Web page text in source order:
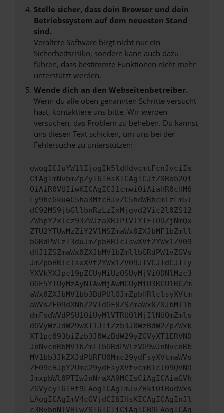
Stelle sicher, dass dein Browser und dein
Betriebssystem auf dem neuesten Stand
sind.
Veraltete Software birgt nicht nur ein
Sicherheitsrisiko, sondern kann auch dazu
führen, dass bestimmte Funktionen nicht mehr
unterstützt werden.
Wende dich an den Webseitenbetreiber.
Wenn du alle oben genannten Schritte versucht
hast, kontaktiere uns bitte. Wir werden
versuchen, das Problem zu beheben. Du kannst
uns diesen Text schicken, um uns bei der
Fehlersuche zu unterstützen:
ewogICJuYW1lIjogIk5ldHdvcmtFcnJvciIs
CiAgImNvbmZpZyI6IHsKICAgICJtZXRob2Qi
OiAiR0VUIiwKICAgICJ1cmwiOiAiaHR0cHM6
Ly9hcGkueC5ha3MtcHJvZC5hdWRhcmlzLm5l
dC92MS9jbGllbnRzLzIxMjgvd2Vic2l0ZS12
ZWhpY2xlcz93ZWJzaXRlPTVlYTFlODZjNmQx
ZTU2YTUwMzZiY2VlMSZmaWx0ZXJbMF1bZmll
bGRdPWlzT3duJmZpbHRlclswXVt2YWx1ZV09
dHJ1ZSZmaWx0ZXJbMV1bZmllbGRdPW1vZGVs
JmZpbHRlclsxXVt2YWx1ZV09JTVCJTdCJTIy
YXVkYXJpc19pZCUyMiUzQSUyMjViODNlMzc3
OGE5YTUyMzAyNTAwMjAwMCUyMiU3RCU1RCZm
aWx0ZXJbMV1bb3BdPUlOJmZpbHRlclsyXVtm
aWVsZF09dXNhZ2VTdGF0ZSZmaWx0ZXJbMl1b
dmFsdWVdPSU1QiUyMlVTRUQlMjIlNUQmZmls
dGVyWzJdW29wXT1JTiZzb3J0WzBdW2ZpZWxk
XT1pc093biZzb3J0WzBdW29yZGVyXT1ERVND
JnNvcnRbMV1bZmllbGRdPWlzVG9wJnNvcnRb
MV1bb3JkZXJdPURFU0Mmc29ydFsyXVtmaWVs
ZF09cHJpY2Umc29ydFsyXVtvcmRlcl09QVND
JmxpbWl0PTIwJnNraXA9MCIsCiAgICAiaGVh
ZGVycyI6IHt9LAogICAgImJvZHkiOiBudWxs
LAogICAgImV4cGVjdCI6IHsKICAgICAgInJl
c3BvbnNlVHlwZSI6ICIiCiAgICB9LAogICAg